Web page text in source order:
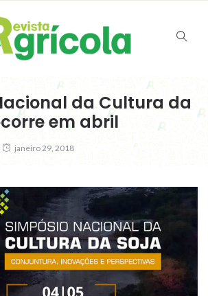
da Cultura da
em abril
janeiro 29, 2018